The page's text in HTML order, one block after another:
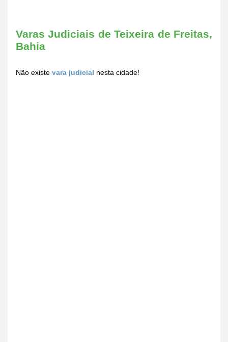
Varas Judiciais de Teixeira de Freitas,
Bahia
Não existe vara judicial nesta cidade!